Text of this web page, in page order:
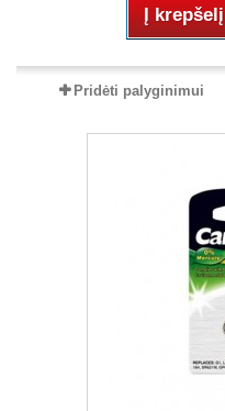
Į krepšelį
Pridėti palyginimui